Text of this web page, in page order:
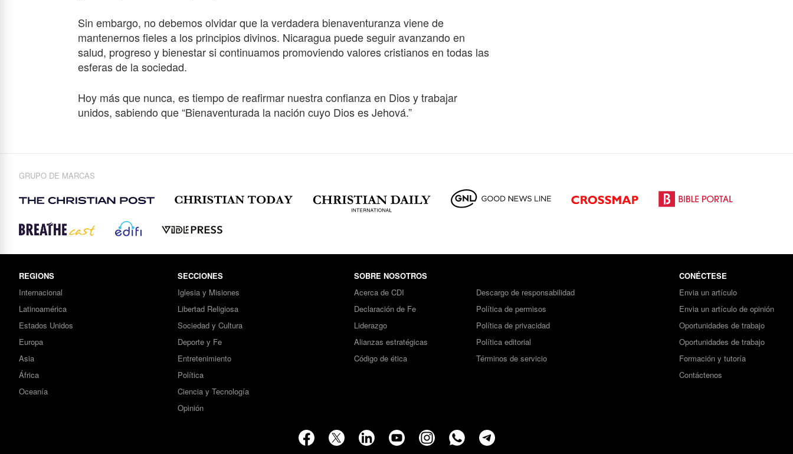
Sin embargo, no debemos olvidar que la verdadera bienaventuranza viene de
mantenernos fieles a los principios divinos. Nicaragua puede seguir avanzando en
salud, progreso y bienestar si continuamos promoviendo valores cristianos en todas las
esferas de la sociedad.
Hoy más que nunca, es tiempo de reafirmar nuestra confianza en Dios y trabajar
unidos, sabiendo que “Bienaventurada la nación cuyo Dios es Jehová.”
GRUPO DE MARCAS
REGIONS
Internacional
Latinoamérica
Estados Unidos
Europa
Asia
África
Oceanía
SECCIONES
Iglesia y Misiones
Libertad Religiosa
Sociedad y Cultura
Deporte y Fe
Entretenimiento
Política
Ciencia y Tecnología
Opinión
SOBRE NOSOTROS
Acerca de CDI
Declaración de Fe
Liderazgo
Alianzas estratégicas
Código de ética
Descargo de responsabilidad
Política de permisos
Política de privacidad
Política editorial
Términos de servicio
CONÉCTESE
Envia un artículo
Envia un artículo de opinión
Oportunidades de trabajo
Oportunidades de trabajo
Formación y tutoría
Contáctenos